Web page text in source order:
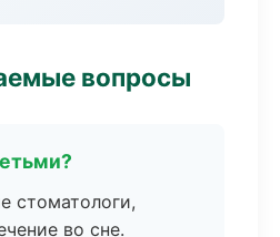
вопросы
стоматологи,
во сне.